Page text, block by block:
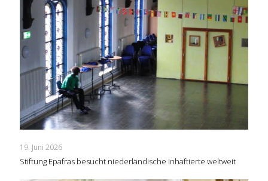
19. Juni 2026
Stiftung Epafras besucht niederländische Inhaftierte weltweit